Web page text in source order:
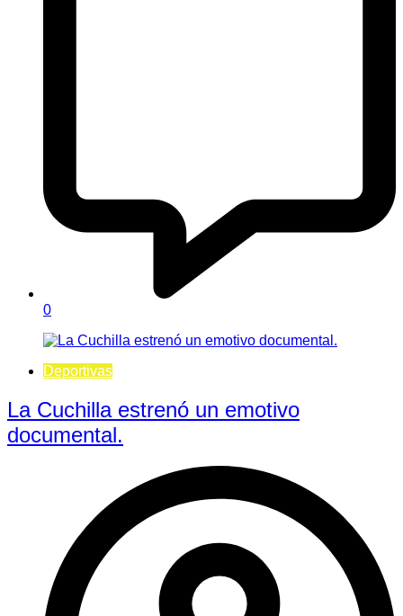
0
Deportivas
La Cuchilla estrenó un emotivo
documental.